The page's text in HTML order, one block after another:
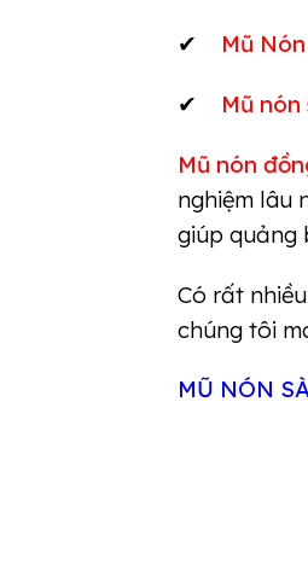
✔ Mũ
✔ Mũ nón
Mũ nón
nghiệm lâu
giúp quảng
Có rất
chúng tôi
MŨ NÓN